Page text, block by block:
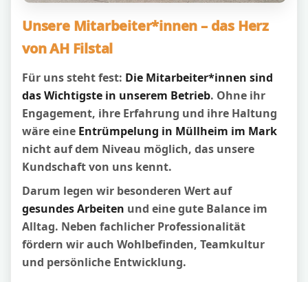
Unsere Mitarbeiter*innen – das Herz
von AH Filstal
Für uns steht fest: Die Mitarbeiter*innen sind
das Wichtigste in unserem Betrieb. Ohne ihr
Engagement, ihre Erfahrung und ihre Haltung
wäre eine Entrümpelung in Müllheim im Mark
nicht auf dem Niveau möglich, das unsere
Kundschaft von uns kennt.
Darum legen wir besonderen Wert auf
gesundes Arbeiten und eine gute Balance im
Alltag. Neben fachlicher Professionalität
fördern wir auch Wohlbefinden, Teamkultur
und persönliche Entwicklung.